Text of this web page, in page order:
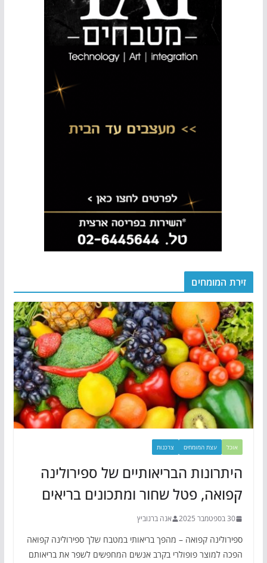
זירת המומחים
אוכל עצת המומחים צרכנות
היתרונות הבריאותיים של ספירולינה
קפואה, פטל שחור ומתכונים בריאים
30 בספטמבר 2025 אנה ברנוביץ
ספירולינה קפואה – מהפך בריאותי במטבח שלך ספירולינה קפואה
הפכה למוצר פופולרי בקרב אנשים המחפשים לשפר את בריאותם